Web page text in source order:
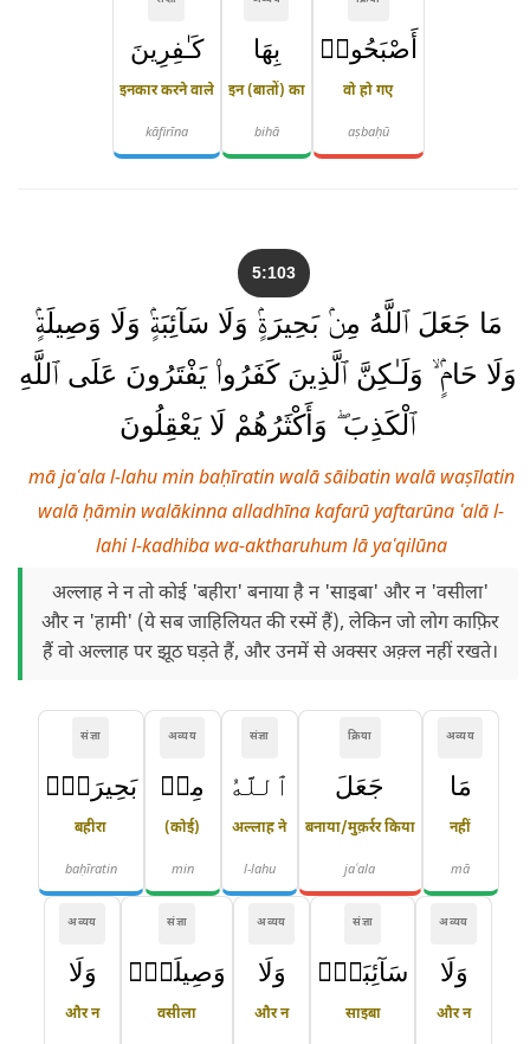
أَصْبَحُوا۟
वो हो गए
aṣbaḥū
بِهَا
इन (बातों) का
bihā
كَـٰفِرِينَ
इनकार करने वाले
kāfirīna
5:103
مَا جَعَلَ ٱللَّهُ مِنۢ بَحِيرَةٍۢ وَلَا سَآئِبَةٍۢ وَلَا وَصِيلَةٍۢ
وَلَا حَامٍۢ ۙ وَلَـٰكِنَّ ٱلَّذِينَ كَفَرُوا۟ يَفْتَرُونَ عَلَى ٱللَّهِ
ٱلْكَذِبَ ۖ وَأَكْثَرُهُمْ لَا يَعْقِلُونَ
mā jaʿala l-lahu min baḥīratin walā sāibatin walā waṣīlatin
walā ḥāmin walākinna alladhīna kafarū yaftarūna ʿalā l-
lahi l-kadhiba wa-aktharuhum lā yaʿqilūna
अल्लाह ने न तो कोई 'बहीरा' बनाया है न 'साइबा' और न 'वसीला'
और न 'हामी' (ये सब जाहिलियत की रस्में हैं), लेकिन जो लोग काफ़िर
हैं वो अल्लाह पर झूठ घड़ते हैं, और उनमें से अक्सर अक़्ल नहीं रखते।
अव्यय
مَا
नहीं
mā
क्रिया
جَعَلَ
बनाया/मुक़र्रर किया
jaʿala
संज्ञा
ٱللَّهُ
अल्लाह ने
l-lahu
अव्यय
مِنۢ
(कोई)
min
संज्ञा
بَحِيرَةٍۢ
बहीरा
baḥīratin
अव्यय
وَلَا
और न
संज्ञा
سَآئِبَةٍۢ
साइबा
अव्यय
وَلَا
और न
संज्ञा
وَصِيلَةٍۢ
वसीला
अव्यय
وَلَا
और न